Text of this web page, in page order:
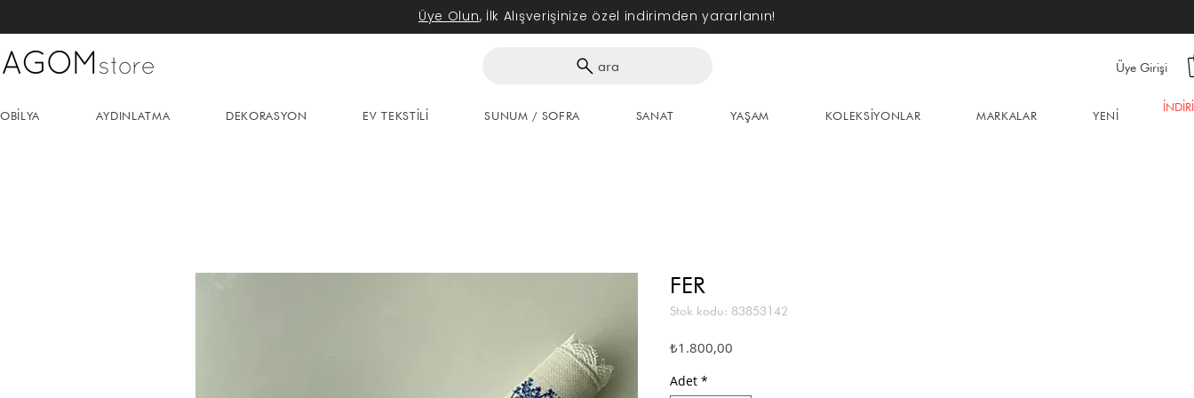
Üye Olun, İlk Alışverişinize özel indirimden yararlanın!
Üye Girişi
ara
FER
Stok kodu: 83853142
₺1.800,00Fiyat
Adet *
AYDINLATMA DEKORASYON EV TEKSTİLİ SUNUM / SOFRA SANAT YAŞAM KOLEKSİYONLAR MARKALAR YENİ